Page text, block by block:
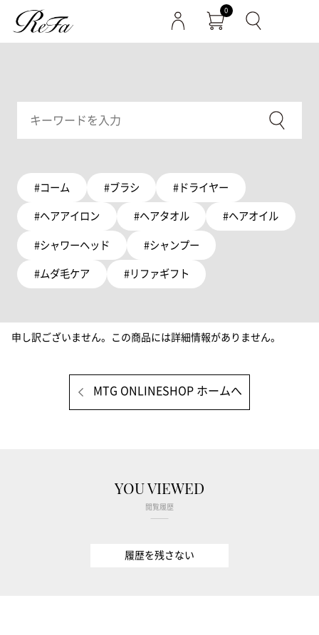
0
#コーム #ブラシ #ドライヤー
#ヘアアイロン #ヘアタオル #ヘアオイル
#シャワーヘッド #シャンプー
#ムダ毛ケア #リファギフト
申し訳ございません。この商品には詳細情報がありません。
MTG ONLINESHOP ホームへ
YOU VIEWED
閲覧履歴
履歴を残さない